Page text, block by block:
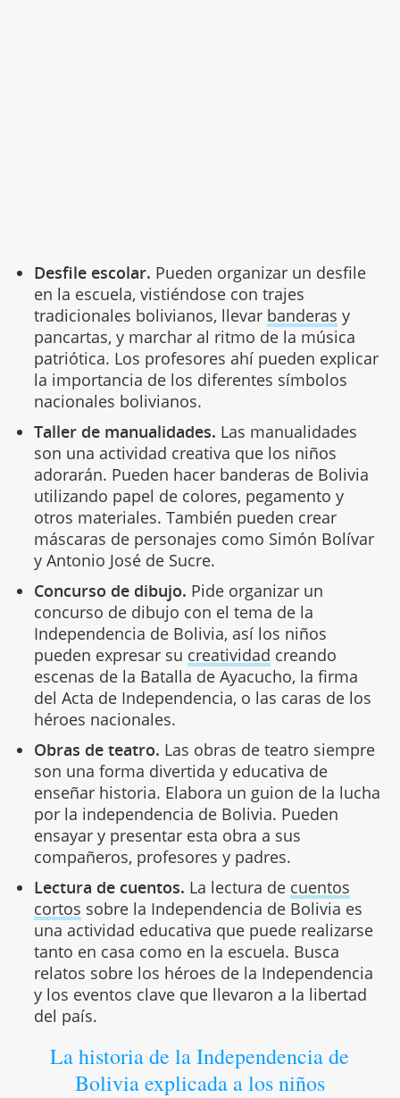
Desfile escolar. Pueden organizar un desfile
en la escuela, vistiéndose con trajes
tradicionales bolivianos, llevar banderas y
pancartas, y marchar al ritmo de la música
patriótica. Los profesores ahí pueden explicar
la importancia de los diferentes símbolos
nacionales bolivianos.
Taller de manualidades. Las manualidades
son una actividad creativa que los niños
adorarán. Pueden hacer banderas de Bolivia
utilizando papel de colores, pegamento y
otros materiales. También pueden crear
máscaras de personajes como Simón Bolívar
y Antonio José de Sucre.
Concurso de dibujo. Pide organizar un
concurso de dibujo con el tema de la
Independencia de Bolivia, así los niños
pueden expresar su creatividad creando
escenas de la Batalla de Ayacucho, la firma
del Acta de Independencia, o las caras de los
héroes nacionales.
Obras de teatro. Las obras de teatro siempre
son una forma divertida y educativa de
enseñar historia. Elabora un guion de la lucha
por la independencia de Bolivia. Pueden
ensayar y presentar esta obra a sus
compañeros, profesores y padres.
Lectura de cuentos. La lectura de cuentos
cortos sobre la Independencia de Bolivia es
una actividad educativa que puede realizarse
tanto en casa como en la escuela. Busca
relatos sobre los héroes de la Independencia
y los eventos clave que llevaron a la libertad
del país.
La historia de la Independencia de
Bolivia explicada a los niños